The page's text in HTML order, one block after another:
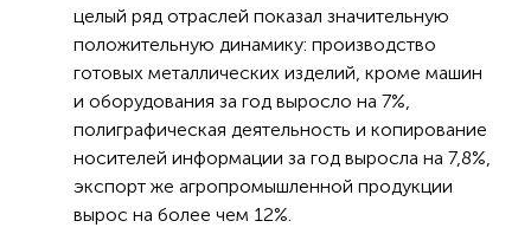
целый ряд отраслей показал значительную
положительную динамику: производство
готовых металлических изделий, кроме машин
и оборудования за год выросло на 7%,
полиграфическая деятельность и копирование
носителей информации за год выросла на 7,8%,
экспорт же агропромышленной продукции
вырос на более чем 12%.